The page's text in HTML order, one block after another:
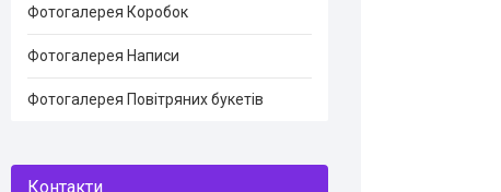
Фотогалерея Коробок
Фотогалерея Написи
Фотогалерея Повітряних букетів